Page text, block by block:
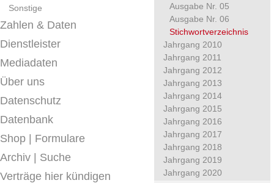
Sonstige
Zahlen & Daten
Dienstleister
Mediadaten
Über uns
Datenschutz
Datenbank
Shop | Formulare
Archiv | Suche
Verträge hier kündigen
Ausgabe Nr. 05
Ausgabe Nr. 06
Stichwortverzeichnis
Jahrgang 2010
Jahrgang 2011
Jahrgang 2012
Jahrgang 2013
Jahrgang 2014
Jahrgang 2015
Jahrgang 2016
Jahrgang 2017
Jahrgang 2018
Jahrgang 2019
Jahrgang 2020